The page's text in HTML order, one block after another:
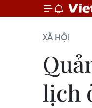
XÃ HỘI
lịch